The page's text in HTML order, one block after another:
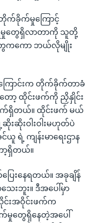
တိုက်ခိုက်မှုကြောင့်
မှုတွေရှိလာတာကို သူတို့
ေကကော ဘယ်လိုမျိုး
ေကြောင်းက တိုက်ခိုက်တာခံ
ာ့ ထိုင်းဖက်ကို ညှိနှိုင်း
ာက်ရှိတယ်။ ထိုင်းဖက် မယ်
ဆိုးဝါးဝါးမဟုတ်ပဲ
ကျန်းမာရေးဌာန
ာ့ရှိတယ်။
ေးနေရတယ်။ အခုချိန်
ေးဘူး။ ဒီအပေါ်မှာ
းအဝိုင်းဖက်က
က်မှုတွေရှိနေတဲ့အပေါ်